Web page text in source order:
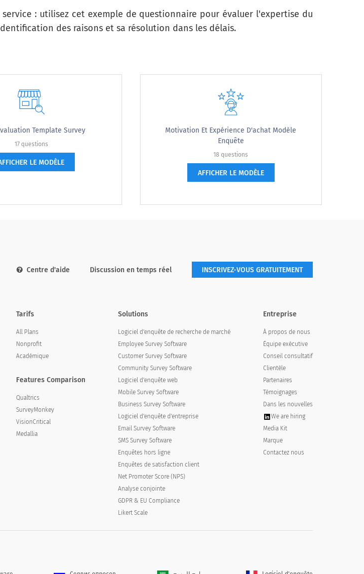
client ?
Oui
du service client ?
: utilisez cet exemple de questionnaire pour évaluer l'expertise du
des raisons et sa résolution dans les délais.
Template Survey
17 questions
LE MODÈLE
Motivation Et Expérience D'achat Modèle
Enquête
18 questions
AFFICHER LE MODÈLE
Centre d'aide Discussion en temps réel INSCRIVEZ-VOUS GRATUITEMENT
Tarifs
All Plans
Nonprofit
Académique
Features Comparison
Qualtrics
SurveyMonkey
VisionCritical
Medallia
Solutions
Logiciel d'enquête de recherche de marché
Employee Survey Software
Customer Survey Software
Community Survey Software
Logiciel d'enquête web
Mobile Survey Software
Business Survey Software
Logiciel d'enquête d'entreprise
Email Survey Software
SMS Survey Software
Enquêtes hors ligne
Enquêtes de satisfaction client
Net Promoter Score (NPS)
Analyse conjointe
GDPR & EU Compliance
Likert Scale
Entreprise
À propos de nous
Équipe exécutive
Conseil consultatif
Clientèle
Partenaires
Témoignages
Dans les nouvelles
We are hiring
Media Kit
Marque
Contactez nous